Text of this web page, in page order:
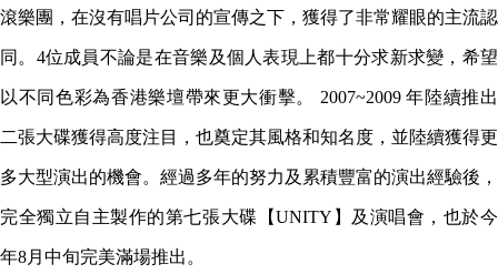
滾樂團，在沒有唱片公司的宣傳之下，獲得了非常耀眼的主流認
同。4位成員不論是在音樂及個人表現上都十分求新求變，希望
以不同色彩為香港樂壇帶來更大衝擊。 2007~2009 年陸續推出
二張大碟獲得高度注目，也奠定其風格和知名度，並陸續獲得更
多大型演出的機會。經過多年的努力及累積豐富的演出經驗後，
完全獨立自主製作的第七張大碟【UNITY】及演唱會，也於今
年8月中旬完美滿場推出。